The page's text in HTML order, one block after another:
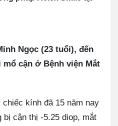
Ngọc (23 tuổi), đến
cận ở Bệnh viện Mắt
chiếc kính đã 15 năm nay
bị cận thị -5.25 diop, mắt